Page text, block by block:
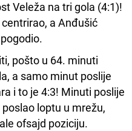
Veleža na tri gola (4:1)!
a Anđušić
pošto u 64. minuti
a samo minut poslije
i to je 4:3! Minuti poslije
loptu u mrežu,
ofsajd poziciju.